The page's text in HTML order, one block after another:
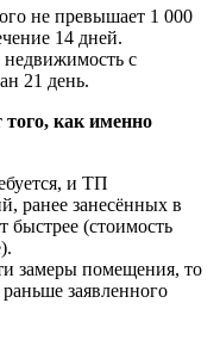
не превышает 1 000
14 дней.
с
21 день.
того, как именно
и ТП
ранее занесённых в
быстрее (стоимость
замеры помещения, то
заявленного